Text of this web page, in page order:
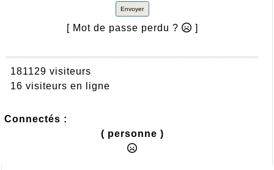
Envoyer
[ Mot de passe perdu ? ]
181129 visiteurs
16 visiteurs en ligne
Connectés :
( personne )